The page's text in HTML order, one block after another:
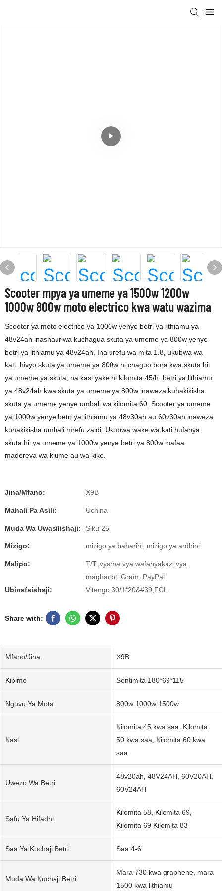
Scooter mpya ya umeme ya 1500w 1200w
1000w 800w moto electrico kwa watu wazima
Scooter ya moto electrico ya 1000w yenye betri ya lithiamu ya
48v24ah inashauriwa kuchagua skuta ya umeme ya 800w yenye
betri ya lithiamu ya 48v24ah. Ina urefu wa mita 1.8, ukubwa wa
kati, hivyo skuta ya umeme ya 800w ni chaguo bora kwa skuta hii
ya umeme ya skuta, na kasi yake ni kilomita 45/h, betri ya lithiamu
ya 48v24ah kwa skuta ya umeme ya 800w inaweza kuhakikisha
skuta ya umeme yenye umbali wa kilomita 60. Scooter ya umeme
ya 1000w yenye betri ya lithiamu ya 48v30ah au 60v30ah inaweza
kuhakikisha umbali mrefu zaidi. Ukubwa wake wa kati hufanya
skuta hii ya umeme ya 1000w yenye betri ya 800w inafaa
madereva wa kiume au wa kike.
Jina/Mfano: X9B
Mahali Pa Asili: Uchina
Muda Wa Uwasilishaji: Siku 25
Mizigo: mizigo ya baharini, mizigo ya ardhini
Malipo:
T/T, vyama vya wafanyakazi vya
magharibi, Gram, PayPal
Ubinafsishaji:
Vitengo 30/1*20&#39;FCL
Share with:
Mfano/Jina X9B
Kipimo Sentimita 180*69*115
Nguvu Ya Mota 800w 1000w 1500w
Kasi
Kilomita 45 kwa saa, Kilomita
50 kwa saa, Kilomita 60 kwa
saa
Uwezo Wa Betri
48v20ah, 48V24AH, 60V20AH,
60V24AH
Safu Ya Hifadhi
Kilomita 58, Kilomita 69,
Kilomita 69 Kilomita 83
Saa Ya Kuchaji Betri Saa 4-6
Muda Wa Kuchaji Betri
Mara 730 kwa graphene, mara
1500 kwa lithiamu